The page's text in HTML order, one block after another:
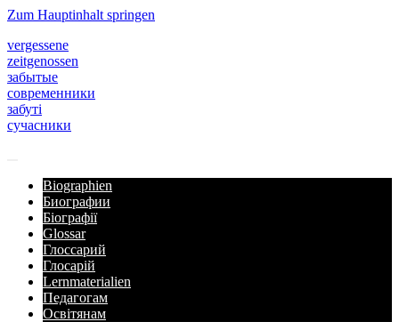
Zum Hauptinhalt springen
vergessene
zeitgenossen
забытые
современники
забуті
сучасники
Biographien
Биографии
Біографії
Glossar
Глоссарий
Глосарій
Lernmaterialien
Педагогам
Освітянам